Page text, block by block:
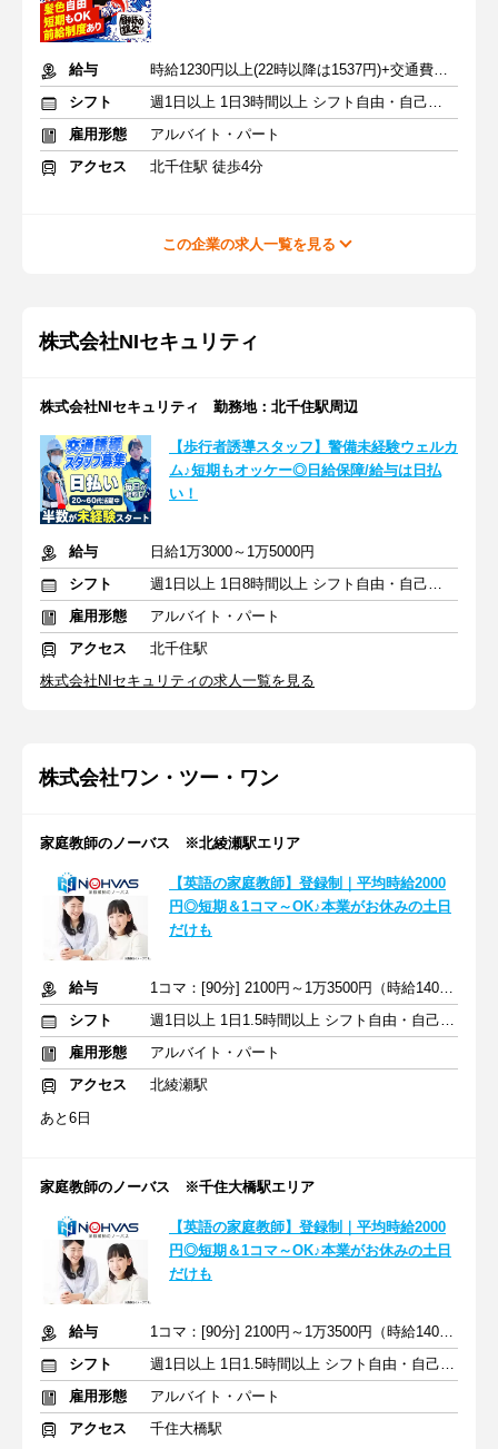
給与
時給1230円以上(22時以降は1537円)+交通費規定内支給
シフト
週1日以上 1日3時間以上 シフト自由・自己申告
雇用形態
アルバイト・パート
アクセス
北千住駅 徒歩4分
この企業の求人一覧を見る
株式会社NIセキュリティ
株式会社NIセキュリティ 勤務地：北千住駅周辺
【歩行者誘導スタッフ】警備未経験ウェルカ
ム♪短期もオッケー◎日給保障/給与は日払
い！
給与
日給1万3000～1万5000円
シフト
週1日以上 1日8時間以上 シフト自由・自己申告
雇用形態
アルバイト・パート
アクセス
北千住駅
株式会社NIセキュリティの求人一覧を見る
株式会社ワン・ツー・ワン
家庭教師のノーバス ※北綾瀬駅エリア
【英語の家庭教師】登録制｜平均時給2000
円◎短期＆1コマ～OK♪本業がお休みの土日
だけも
給与
1コマ：[90分] 2100円～1万3500円（時給1400円～9000円）+交通費
シフト
週1日以上 1日1.5時間以上 シフト自由・自己申告
雇用形態
アルバイト・パート
アクセス
北綾瀬駅
あと6日
家庭教師のノーバス ※千住大橋駅エリア
【英語の家庭教師】登録制｜平均時給2000
円◎短期＆1コマ～OK♪本業がお休みの土日
だけも
給与
1コマ：[90分] 2100円～1万3500円（時給1400円～9000円）+交通費
シフト
週1日以上 1日1.5時間以上 シフト自由・自己申告
雇用形態
アルバイト・パート
アクセス
千住大橋駅